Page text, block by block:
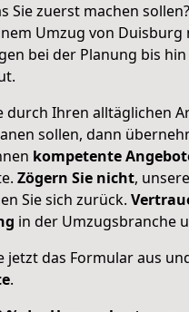
Sie zuerst machen
Umzug von
bei der Planung bis
durch Ihren alltäglichen
sollen, dann
kompetente
Zögern Sie nicht,
Sie sich zurück.
in der Umzugsbranche
jetzt das Formular aus
.